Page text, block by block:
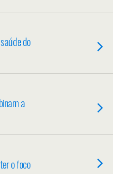
do
a
o foco